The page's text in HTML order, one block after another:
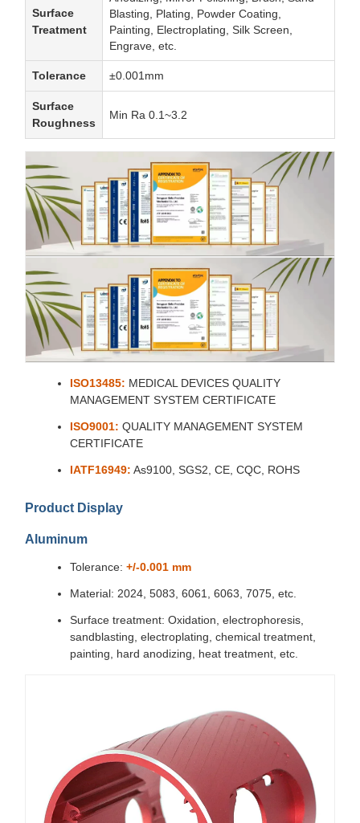
Surface
Treatment
Blasting, Plating, Powder Coating,
Painting, Electroplating, Silk Screen,
Engrave, etc.
Tolerance ±0.001mm
Surface
Roughness
Min Ra 0.1~3.2
ISO13485: MEDICAL DEVICES QUALITY
MANAGEMENT SYSTEM CERTIFICATE
ISO9001: QUALITY MANAGEMENT SYSTEM
CERTIFICATE
IATF16949: As9100, SGS2, CE, CQC, ROHS
Product Display
Aluminum
Tolerance: +/-0.001 mm
Material: 2024, 5083, 6061, 6063, 7075, etc.
Surface treatment: Oxidation, electrophoresis,
sandblasting, electroplating, chemical treatment,
painting, hard anodizing, heat treatment, etc.